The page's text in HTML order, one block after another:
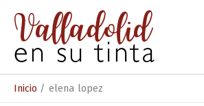
contenido
Inicio elena lopez